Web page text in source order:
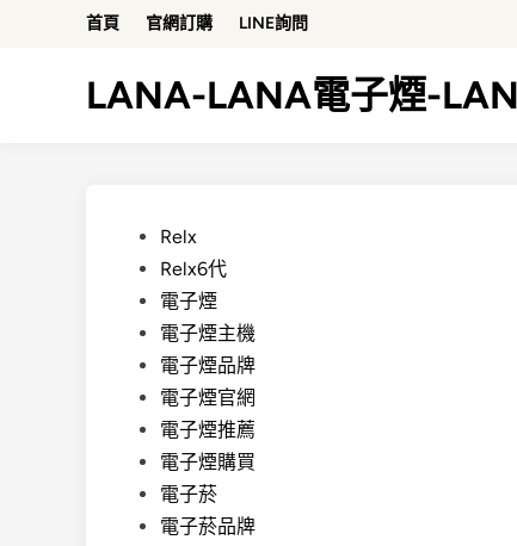
首頁 官網訂購 LINE詢問
LANA-LANA電子煙-
PostedRelx
Relx6代
電子煙
電子煙主機
電子煙品牌
電子煙官網
電子煙推薦
電子煙購買
電子菸
電子菸品牌